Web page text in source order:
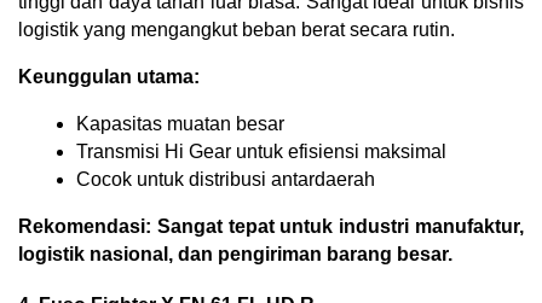
logistik yang mengangkut beban berat secara rutin.
Keunggulan utama:
Kapasitas muatan besar
Transmisi Hi Gear untuk efisiensi maksimal
Cocok untuk distribusi antardaerah
Rekomendasi: Sangat tepat untuk industri manufaktur,
logistik nasional, dan pengiriman barang besar.